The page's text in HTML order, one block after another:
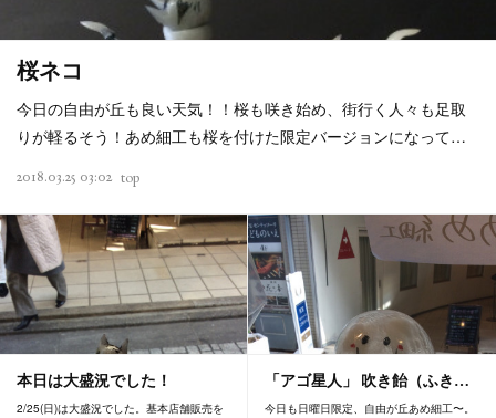
桜ネコ
今日の自由が丘も良い天気！！桜も咲き始め、街行く人々も足取
りが軽るそう！あめ細工も桜を付けた限定バージョンになって…
2018.03.25 03:02 top
本日は大盛況でした！
2/25(日)は大盛況でした。基本店舗販売を
「アゴ星人」 吹き飴（ふき…
今日も日曜日限定、自由が丘あめ細工〜。